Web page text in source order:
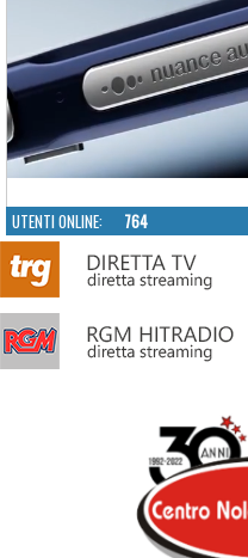
UTENTI ONLINE: 764